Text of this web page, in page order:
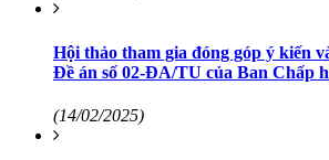
Hội thảo tham gia đóng góp ý kiến
Đề án số 02-ĐA/TU của Ban Chấp
(14/02/2025)